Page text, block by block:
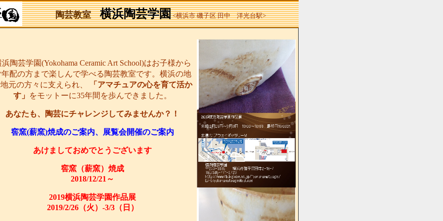
陶芸教室 横浜陶芸学園 <横浜市 磯子区 田中 洋光台駅>
陶芸学園(Yokohama Ceramic Art School)はお子様から
年配の方まで楽しんで学べる陶芸教室です。横浜の地
元の方々に支えられ、
「アマチュアの心を育て活か
す」
をモットーに35年間を歩んできました。
あなたも、陶芸にチャレンジしてみませんか？！
窖窯(薪窯)焼成のご案内、展覧会開催のご案内
あけましておめでとうございます
窖窯（薪窯）焼成
2018/12/21～
2019横浜陶芸学園作品展
2019/2/26（火）-3/3（日）